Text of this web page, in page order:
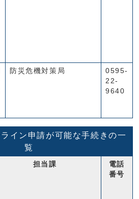
防災危機対策局
0595-
22-
9640
イン申請が可能な手続きの一
覧
担当課
電話
番号